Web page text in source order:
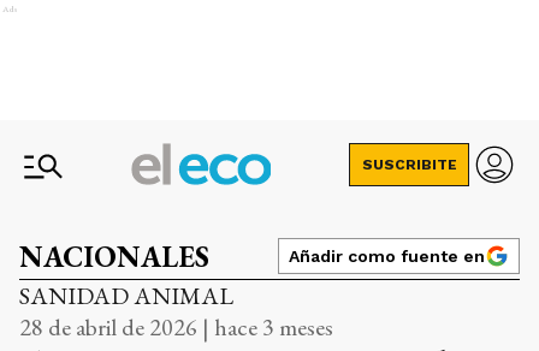
Ads
SUSCRIBITE
NACIONALES Añadir como fuente en
SANIDAD ANIMAL
28 de abril de 2026 | hace 3 meses